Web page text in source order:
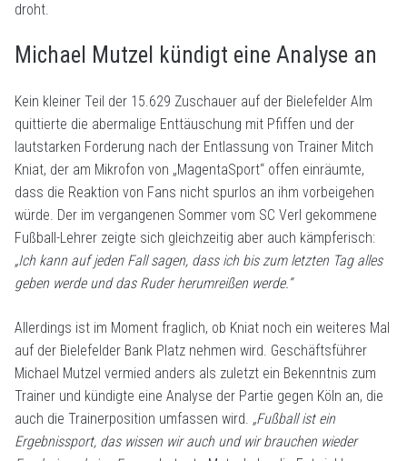
droht.
Michael Mutzel kündigt eine Analyse an
Kein kleiner Teil der 15.629 Zuschauer auf der Bielefelder Alm
quittierte die abermalige Enttäuschung mit Pfiffen und der
lautstarken Forderung nach der Entlassung von Trainer Mitch
Kniat, der am Mikrofon von „MagentaSport“ offen einräumte,
dass die Reaktion von Fans nicht spurlos an ihm vorbeigehen
würde. Der im vergangenen Sommer vom SC Verl gekommene
Fußball-Lehrer zeigte sich gleichzeitig aber auch kämpferisch:
„Ich kann auf jeden Fall sagen, dass ich bis zum letzten Tag alles
geben werde und das Ruder herumreißen werde.“
Allerdings ist im Moment fraglich, ob Kniat noch ein weiteres Mal
auf der Bielefelder Bank Platz nehmen wird. Geschäftsführer
Michael Mutzel vermied anders als zuletzt ein Bekenntnis zum
Trainer und kündigte eine Analyse der Partie gegen Köln an, die
auch die Trainerposition umfassen wird. „Fußball ist ein
Ergebnissport, das wissen wir auch und wir brauchen wieder